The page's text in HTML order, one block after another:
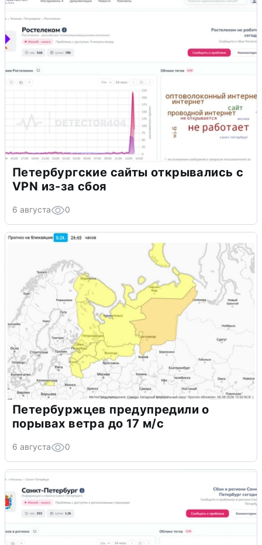
Петербургские сайты открывались с
VPN из-за сбоя
6 августа 0
Петербуржцев предупредили о
порывах ветра до 17 м/с
6 августа 0